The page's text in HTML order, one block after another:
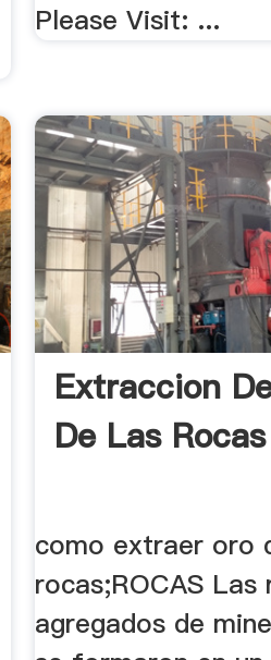
Please Visit: ...
Extraccion
De Las
como extraer oro
rocas;ROCAS Las
agregados de